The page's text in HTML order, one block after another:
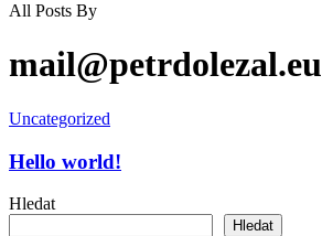
All Posts By
mail@petrdolezal.eu
Hello
Uncategorized
Hello world!
Hledat
Hledat